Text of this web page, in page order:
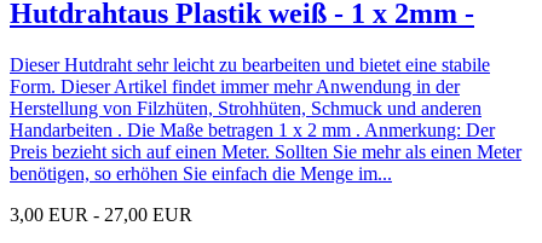
Hutdrahtaus Plastik weiß - 1 x 2mm -
Dieser Hutdraht sehr leicht zu bearbeiten und bietet eine stabile
Form. Dieser Artikel findet immer mehr Anwendung in der
Herstellung von Filzhüten, Strohhüten, Schmuck und anderen
Handarbeiten . Die Maße betragen 1 x 2 mm . Anmerkung: Der
Preis bezieht sich auf einen Meter. Sollten Sie mehr als einen Meter
benötigen, so erhöhen Sie einfach die Menge im...
3,00 EUR - 27,00 EUR